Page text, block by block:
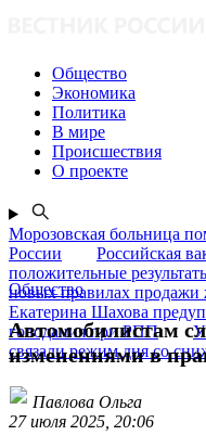
Общество
Экономика
Политика
В мире
Происшествия
О проекте
Морозовская больница
России
Российская
положительные
новых правилах продажи
Екатерина Шахова
голодания при РПП
связали режим дня со
Общество
Автомобилистам
изменениями в
Павлова Ольга
27 июля 2025, 20:06